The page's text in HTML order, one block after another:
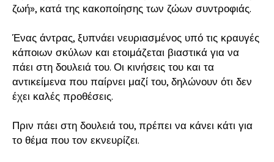
ζωή», κατά της κακοποίησης των ζώων συντροφιάς.
Ένας άντρας, ξυπνάει νευριασμένος υπό τις κραυγές
κάποιων σκύλων και ετοιμάζεται βιαστικά για να
πάει στη δουλειά του. Οι κινήσεις του και τα
αντικείμενα που παίρνει μαζί του, δηλώνουν ότι δεν
έχει καλές προθέσεις.
Πριν πάει στη δουλειά του, πρέπει να κάνει κάτι για
το θέμα που τον εκνευρίζει.